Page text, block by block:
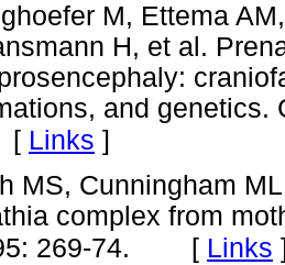
M, Ettema
H, et al.
and genetics.
Links ]
MS, Cunningham
complex from
269-74. [ Links